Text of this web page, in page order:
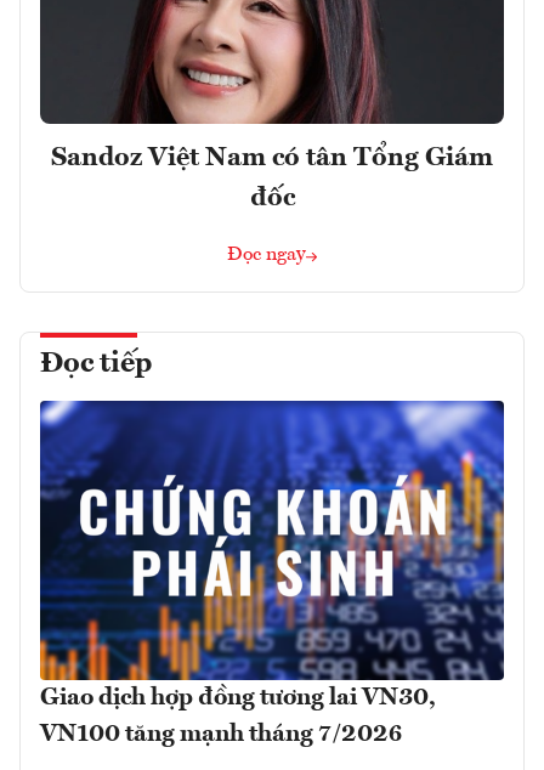
Sandoz Việt Nam có tân Tổng Giám
đốc
Đọc ngay
Đọc tiếp
Giao dịch hợp đồng tương lai VN30,
VN100 tăng mạnh tháng 7/2026